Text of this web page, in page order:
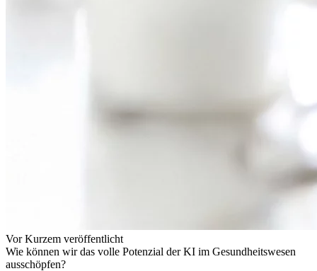
Vor Kurzem veröffentlicht
Wie können wir das volle Potenzial der KI im Gesundheitswesen
ausschöpfen?